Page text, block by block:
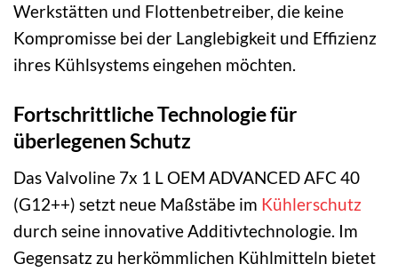
Werkstätten und Flottenbetreiber, die keine
Kompromisse bei der Langlebigkeit und Effizienz
ihres Kühlsystems eingehen möchten.
Fortschrittliche Technologie für
überlegenen Schutz
Das Valvoline 7x 1 L OEM ADVANCED AFC 40
(G12++) setzt neue Maßstäbe im Kühlerschutz
durch seine innovative Additivtechnologie. Im
Gegensatz zu herkömmlichen Kühlmitteln bietet